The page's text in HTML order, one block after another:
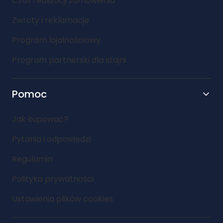
Zwroty i reklamacje
Program lojalnościowy
Program partnerski dla stajni
Pomoc
Jak kupować?
Pytania i odpowiedzi
Regulamin
Polityka prywatności
Ustawienia plików cookies